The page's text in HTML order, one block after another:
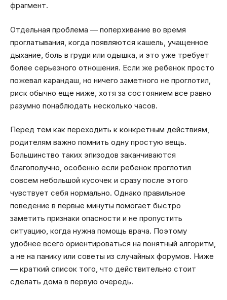
фрагмент.
Отдельная проблема — поперхивание во время
проглатывания, когда появляются кашель, учащенное
дыхание, боль в груди или одышка, и это уже требует
более серьезного отношения. Если же ребенок просто
пожевал карандаш, но ничего заметного не проглотил,
риск обычно еще ниже, хотя за состоянием все равно
разумно понаблюдать несколько часов.
Перед тем как переходить к конкретным действиям,
родителям важно помнить одну простую вещь.
Большинство таких эпизодов заканчиваются
благополучно, особенно если ребенок проглотил
совсем небольшой кусочек и сразу после этого
чувствует себя нормально. Однако правильное
поведение в первые минуты помогает быстро
заметить признаки опасности и не пропустить
ситуацию, когда нужна помощь врача. Поэтому
удобнее всего ориентироваться на понятный алгоритм,
а не на панику или советы из случайных форумов. Ниже
— краткий список того, что действительно стоит
сделать дома в первую очередь.